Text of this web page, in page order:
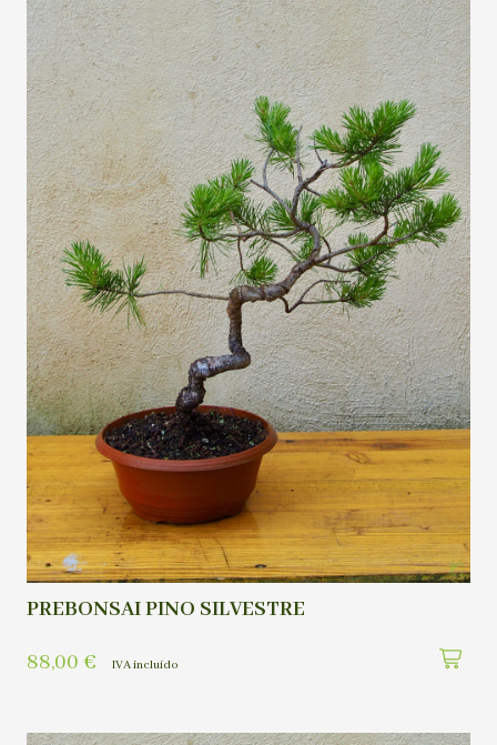
PREBONSAI PINO SILVESTRE
88,00 € IVA incluído